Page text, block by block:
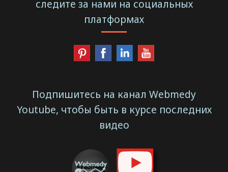
следите за нами на социальных
платформах
Подпишитесь на канал Webmedy
Youtube, чтобы быть в курсе последних
видео